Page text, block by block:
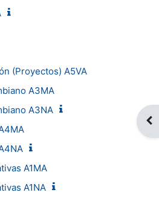
(Proyectos) A5VA
A3MA
A3NA
A1MA
A1NA